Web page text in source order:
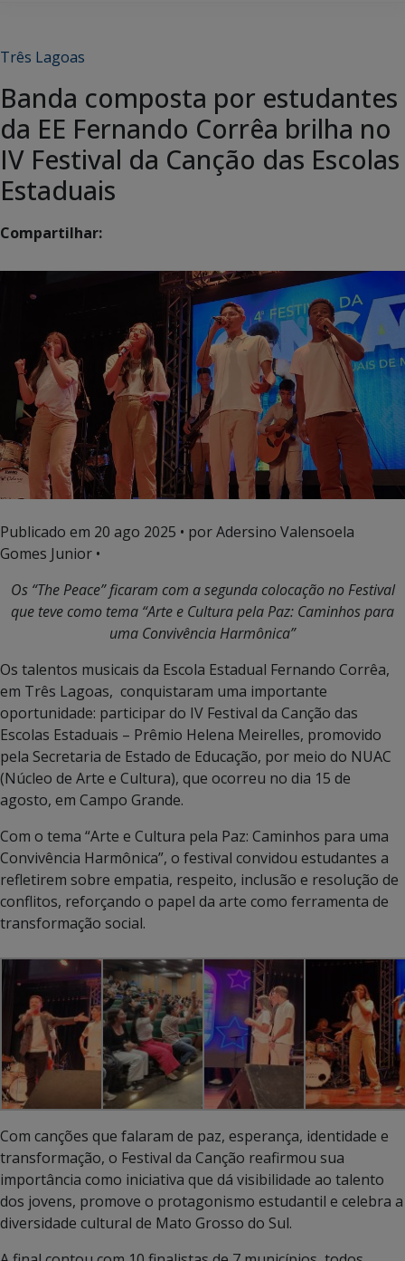
Três Lagoas
Banda composta por estudantes
da EE Fernando Corrêa brilha no
IV Festival da Canção das Escolas
Estaduais
Compartilhar:
Publicado em 20 ago 2025 • por Adersino Valensoela
Gomes Junior •
Os “The Peace” ficaram com a segunda colocação no Festival
que teve como tema “Arte e Cultura pela Paz: Caminhos para
uma Convivência Harmônica”
Os talentos musicais da Escola Estadual Fernando Corrêa,
em Três Lagoas, conquistaram uma importante
oportunidade: participar do IV Festival da Canção das
Escolas Estaduais – Prêmio Helena Meirelles, promovido
pela Secretaria de Estado de Educação, por meio do NUAC
(Núcleo de Arte e Cultura), que ocorreu no dia 15 de
agosto, em Campo Grande.
Com o tema “Arte e Cultura pela Paz: Caminhos para uma
Convivência Harmônica”, o festival convidou estudantes a
refletirem sobre empatia, respeito, inclusão e resolução de
conflitos, reforçando o papel da arte como ferramenta de
transformação social.
Com canções que falaram de paz, esperança, identidade e
transformação, o Festival da Canção reafirmou sua
importância como iniciativa que dá visibilidade ao talento
dos jovens, promove o protagonismo estudantil e celebra a
diversidade cultural de Mato Grosso do Sul.